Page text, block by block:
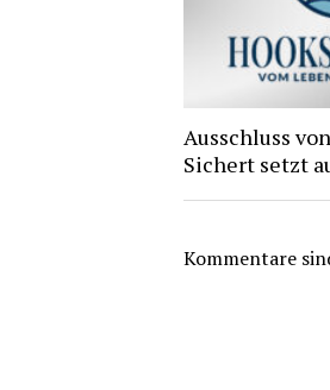
Ausschluss
Sichert setzt
Kommentare